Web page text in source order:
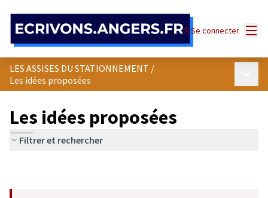
Se connecter
LES ASSISES DU STATIONNEMENT /
Les idées proposées
Les idées proposées
Filtrer et rechercher